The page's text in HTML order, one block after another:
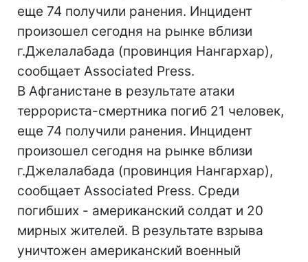
еще 74 получили ранения. Инцидент
произошел сегодня на рынке вблизи
г.Джелалабада (провинция Нангархар),
сообщает Associated Press.
В Афганистане в результате атаки
террориста-смертника погиб 21 человек,
еще 74 получили ранения. Инцидент
произошел сегодня на рынке вблизи
г.Джелалабада (провинция Нангархар),
сообщает Associated Press. Среди
погибших - американский солдат и 20
мирных жителей. В результате взрыва
уничтожен американский военный